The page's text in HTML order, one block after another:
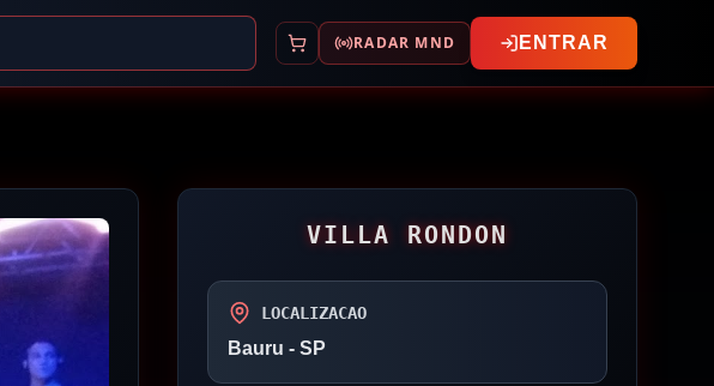
RADAR MND ENTRAR
VILLA RONDON
LOCALIZACAO
Bauru - SP